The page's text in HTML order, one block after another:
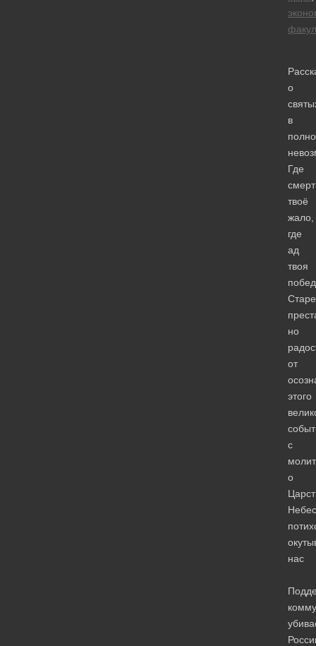
о
в
Где
твоё
жало,
где
ад
твоя
но
от
этого
с
о
нас